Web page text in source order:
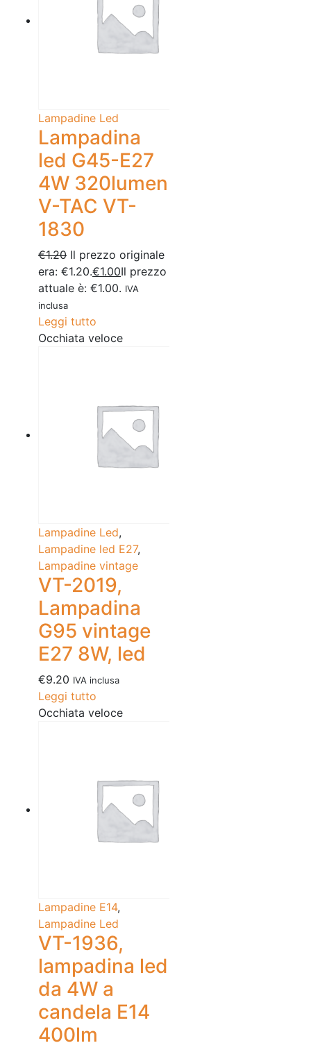
Lampadine Led
Lampadina
led G45-E27
4W 320lumen
V-TAC VT-
1830
€1.20 Il prezzo originale
era: €1.20.€1.00Il prezzo
attuale è: €1.00. IVA
inclusa
Leggi tutto
Occhiata veloce
Lampadine Led,
Lampadine led E27,
Lampadine vintage
VT-2019,
Lampadina
G95 vintage
E27 8W, led
€9.20 IVA inclusa
Leggi tutto
Occhiata veloce
Lampadine E14,
Lampadine Led
VT-1936,
lampadina led
da 4W a
candela E14
400lm